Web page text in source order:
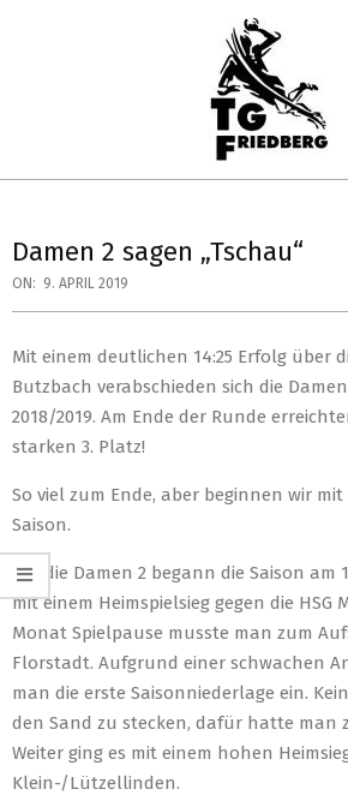
TG
HANDBALL
Menu
Damen 2 sagen „Tschau“
ON: 9. APRIL 2019
Mit einem deutlichen 14:25 Erfolg über
Butzbach verabschieden sich die
2018/2019. Am Ende der Runde
starken 3. Platz!
So viel zum Ende, aber beginnen wir
Saison.
Für die Damen 2 begann die Saison am
mit einem Heimspielsieg gegen die HSG
Monat Spielpause musste man zum
Florstadt. Aufgrund einer schwachen
man die erste Saisonniederlage ein.
den Sand zu stecken, dafür hatte man
Weiter ging es mit einem hohen
Klein-/Lützellinden.